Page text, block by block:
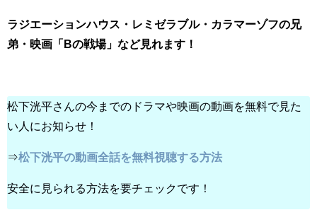
ラジエーションハウス・レミゼラブル・カラマーゾフの兄
弟・映画「Bの戦場」など見れます！
松下洸平さんの今までのドラマや映画の動画を無料で見た
い人にお知らせ！
⇒松下洸平の動画全話を無料視聴する方法
安全に見られる方法を要チェックです！